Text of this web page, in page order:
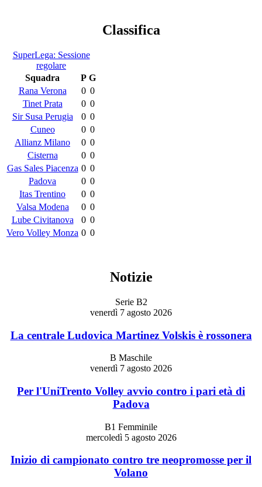
Classifica
SuperLega: Sessione
regolare
Squadra
P G
Rana Verona
0 0
Tinet Prata
0 0
Sir Susa Perugia
0 0
Cuneo
0 0
Allianz Milano
0 0
Cisterna
0 0
Gas Sales Piacenza 0 0
Padova
0 0
Itas Trentino
0 0
Valsa Modena
0 0
Lube Civitanova
0 0
Vero Volley Monza 0 0
Notizie
Serie B2
venerdì 7 agosto 2026
La centrale Ludovica Martinez Volskis è rossonera
B Maschile
venerdì 7 agosto 2026
Per l'UniTrento Volley avvio contro i pari età di
Padova
B1 Femminile
mercoledì 5 agosto 2026
Inizio di campionato contro tre neopromosse per il
Volano